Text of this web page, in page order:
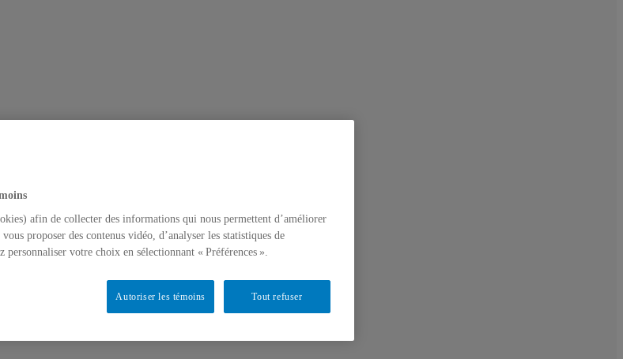
afin de collecter des informations qui nous permettent d’améliorer
proposer des contenus vidéo, d’analyser les statistiques de
personnaliser votre choix en sélectionnant « Préférences ».
Tout refuser
Autoriser les témoins